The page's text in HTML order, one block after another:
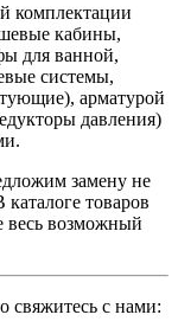
комплектации
кабины,
для ванной,
системы,
арматурой
давления)
замену не
товаров
весь возможный
свяжитесь с нами: